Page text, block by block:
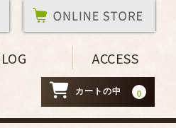
ACCESS
カートの中 0